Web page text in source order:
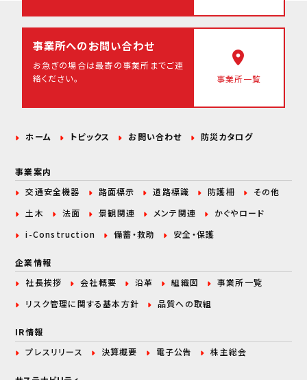
事業所へのお問い合わせ
お急ぎの場合は最寄の事業所までご連
絡ください。
事業所一覧
ホーム トピックス お問い合わせ 防災カタログ
事業案内
交通安全機器
路面標示 道路標識 防護柵
その他
土木
法面 景観関連 メンテ関連
かぐやロード
i-Construction
備蓄・救助 安全・保護
企業情報
社長挨拶
会社概要 沿革 組織図
事業所一覧
リスク管理に関する基本方針 品質への取組
IR情報
プレスリリース
決算概要 電子公告 株主総会